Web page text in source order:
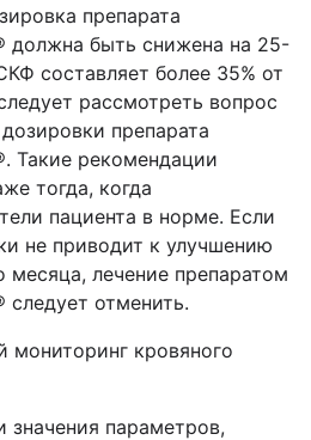
препарата
быть снижена на 25-
составляет более 35% от
рассмотреть вопрос
препарата
Такие рекомендации
тогда, когда
пациента в норме. Если
не приводит к улучшению
месяца, лечение препаратом
отменить.
мониторинг кровяного
значения параметров,